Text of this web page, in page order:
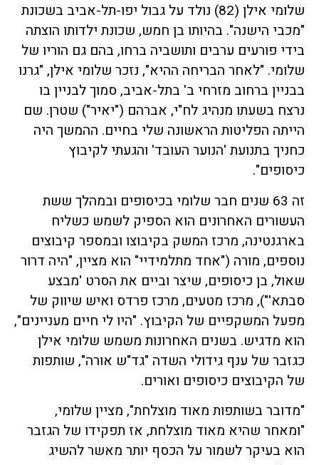
שלומי אילן (82) נולד על גבול יפו-תל-אביב בשכונת
"מכבי הישנה". בהיותו בן חמש, שכונת ילדותו הוצתה
בידי פורעים ערבים ותושביה ברחו, בהם גם הוריו של
שלומי. "לאחר הבריחה ההיא", נזכר שלומי אילן, "גרנו
בבניין ברחוב מזרחי ב' בתל-אביב, סמוך לבניין בו
נרצח בשעתו מנהיג לח"י, אברהם ("יאיר") שטרן. שם
הייתה הפליטות הראשונה שלי בחיים. ההמשך היה
כחניך בתנועת 'הנוער העובד' והגעתי לקיבוץ
כיסופים".
זה 63 שנים חבר שלומי בכיסופים ובמהלך ששת
העשורים האחרונים הוא הספיק לשמש כשליח
בארגנטינה, מרכז המשק בקיבוצו ובמספר קיבוצים
נוספים, מורה ("אחד מתלמידיי" הוא מציין, "היה דרור
שאול, בן כיסופים, שיצר וביים את הסרט 'מבצע
סבתא'"), מרכז מטעים, מרכז פרדס ואיש שיווק של
מפעל המשקפיים של הקיבוץ. "היו לי חיים מעניינים",
הוא מדגיש. בשנים האחרונות משמש שלומי אילן
כגזבר של ענף גידולי השדה "גד"ש אורה", שותפות
של הקיבוצים כיסופים ואורים.
"מדובר בשותפות מאוד מוצלחת", מציין שלומי,
"ומאחר שהיא מאוד מוצלחת, אז תפקידו של הגזבר
הוא בעיקר לשמור על הכסף יותר מאשר להשיג